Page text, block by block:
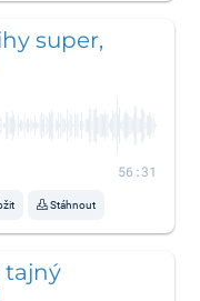
super,
56:31
Stáhnout
tajný